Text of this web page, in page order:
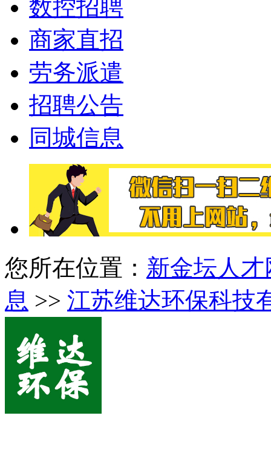
数控招聘
商家直招
劳务派遣
招聘公告
同城信息
您所在位置： 新金坛人才
息 >> 江苏维达环保科技